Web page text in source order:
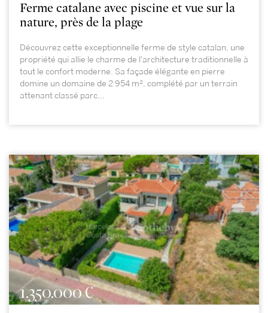
Ferme catalane avec piscine et vue sur la
nature, près de la plage
Découvrez cette exceptionnelle ferme de style catalan, une
propriété qui allie le charme de l'architecture traditionnelle à
tout le confort moderne. Sa façade élégante en pierre
domine un domaine de 2 954 m², complété par un terrain
attenant classé parc...
1.350.000 €